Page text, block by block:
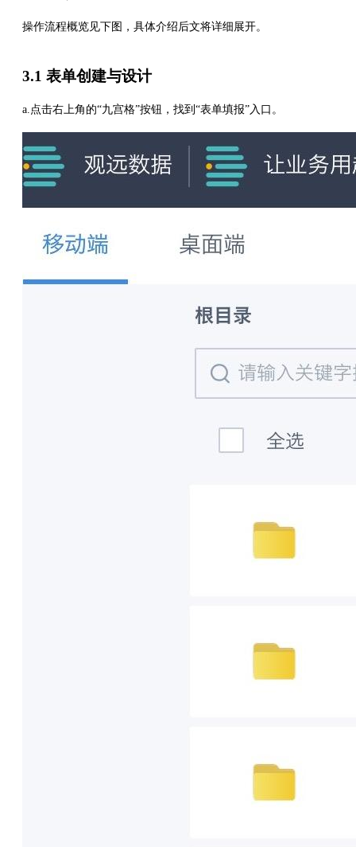
操作流程概览见下图，具体介绍后文将详细展开。
3.1 表单创建与设计
a.点击右上角的“九宫格”按钮，找到“表单填报”入口。